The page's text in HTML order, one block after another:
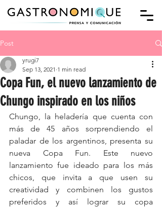
Post
Copa Fun, el nuevo lanzamiento de
Chungo inspirado en los niños
yrugi7
Sep 13, 2021 1 min read
Chungo, la heladería que cuenta con
más de 45 años sorprendiendo el
paladar de los argentinos, presenta su
nueva Copa Fun. Este nuevo
lanzamiento fue ideado para los más
chicos, que invita a que usen su
creatividad y combinen los gustos
preferidos y así lograr su copa